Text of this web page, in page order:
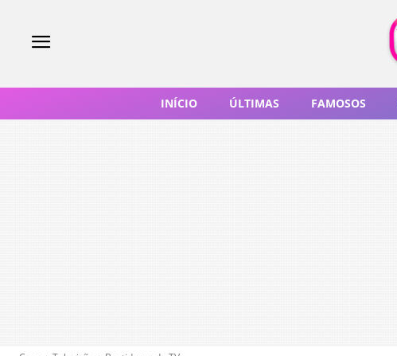
INÍCIO ÚLTIMAS FAMOSOS